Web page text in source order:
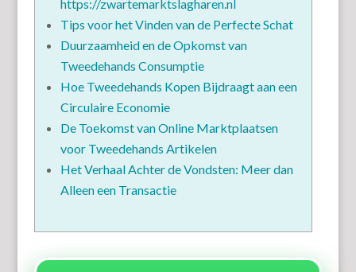
https://zwartemarktslagharen.nl
Tips voor het Vinden van de Perfecte Schat
Duurzaamheid en de Opkomst van
Tweedehands Consumptie
Hoe Tweedehands Kopen Bijdraagt aan een
Circulaire Economie
De Toekomst van Online Marktplaatsen
voor Tweedehands Artikelen
Het Verhaal Achter de Vondsten: Meer dan
Alleen een Transactie